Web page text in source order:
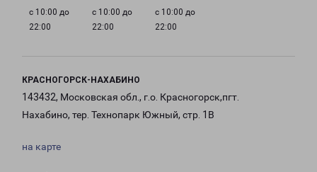
с 10:00 до
22:00
с 10:00 до
22:00
с 10:00 до
22:00
КРАСНОГОРСК-НАХАБИНО
143432, Московская обл., г.о. Красногорск,пгт.
Нахабино, тер. Технопарк Южный, стр. 1В
на карте